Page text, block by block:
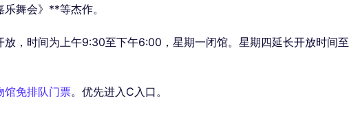
舞会》**等杰作。
放，时间为上午9:30至下午6:00，星期一闭馆。星期四延长开放时间至
馆免排队门票。优先进入C入口。